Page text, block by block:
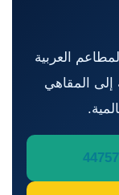
العربية
إلى المقاهي